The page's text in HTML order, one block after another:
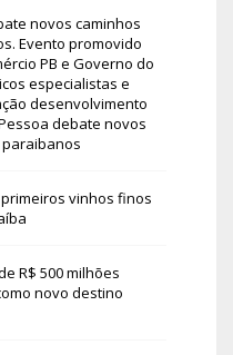
novos caminhos
Evento promovido
PB e Governo do
especialistas e
desenvolvimento
debate novos
vinhos finos
R$ 500 milhões
novo destino